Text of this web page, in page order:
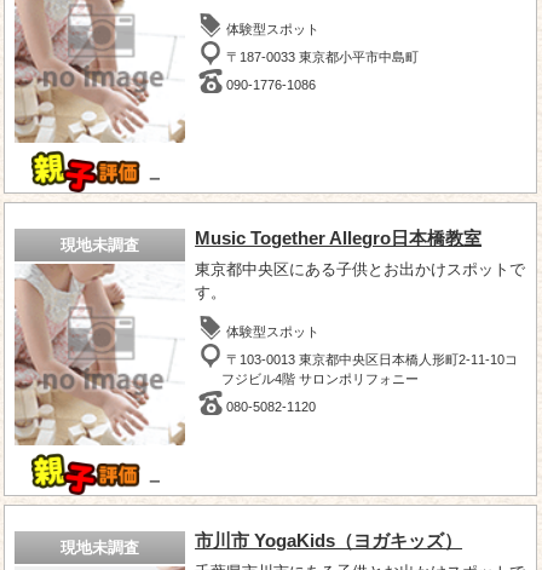
－
体験型スポット
〒187-0033 東京都小平市中島町
090-1776-1086
現地未調査
－
Music Together Allegro日本橋教室
東京都中央区にある子供とお出かけスポットで
す。
体験型スポット
〒103-0013 東京都中央区日本橋人形町2-11-10コ
フジビル4階 サロンポリフォニー
080-5082-1120
現地未調査 市川市 YogaKids（ヨガキッズ）